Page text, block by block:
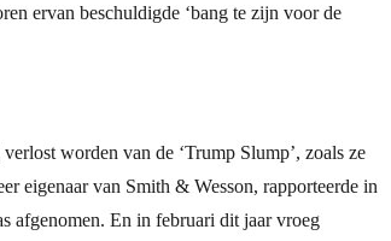
ervan beschuldigde ‘bang te zijn voor de
worden van de ‘Trump Slump’, zoals ze
eigenaar van Smith & Wesson, rapporteerde in
afgenomen. En in februari dit jaar vroeg